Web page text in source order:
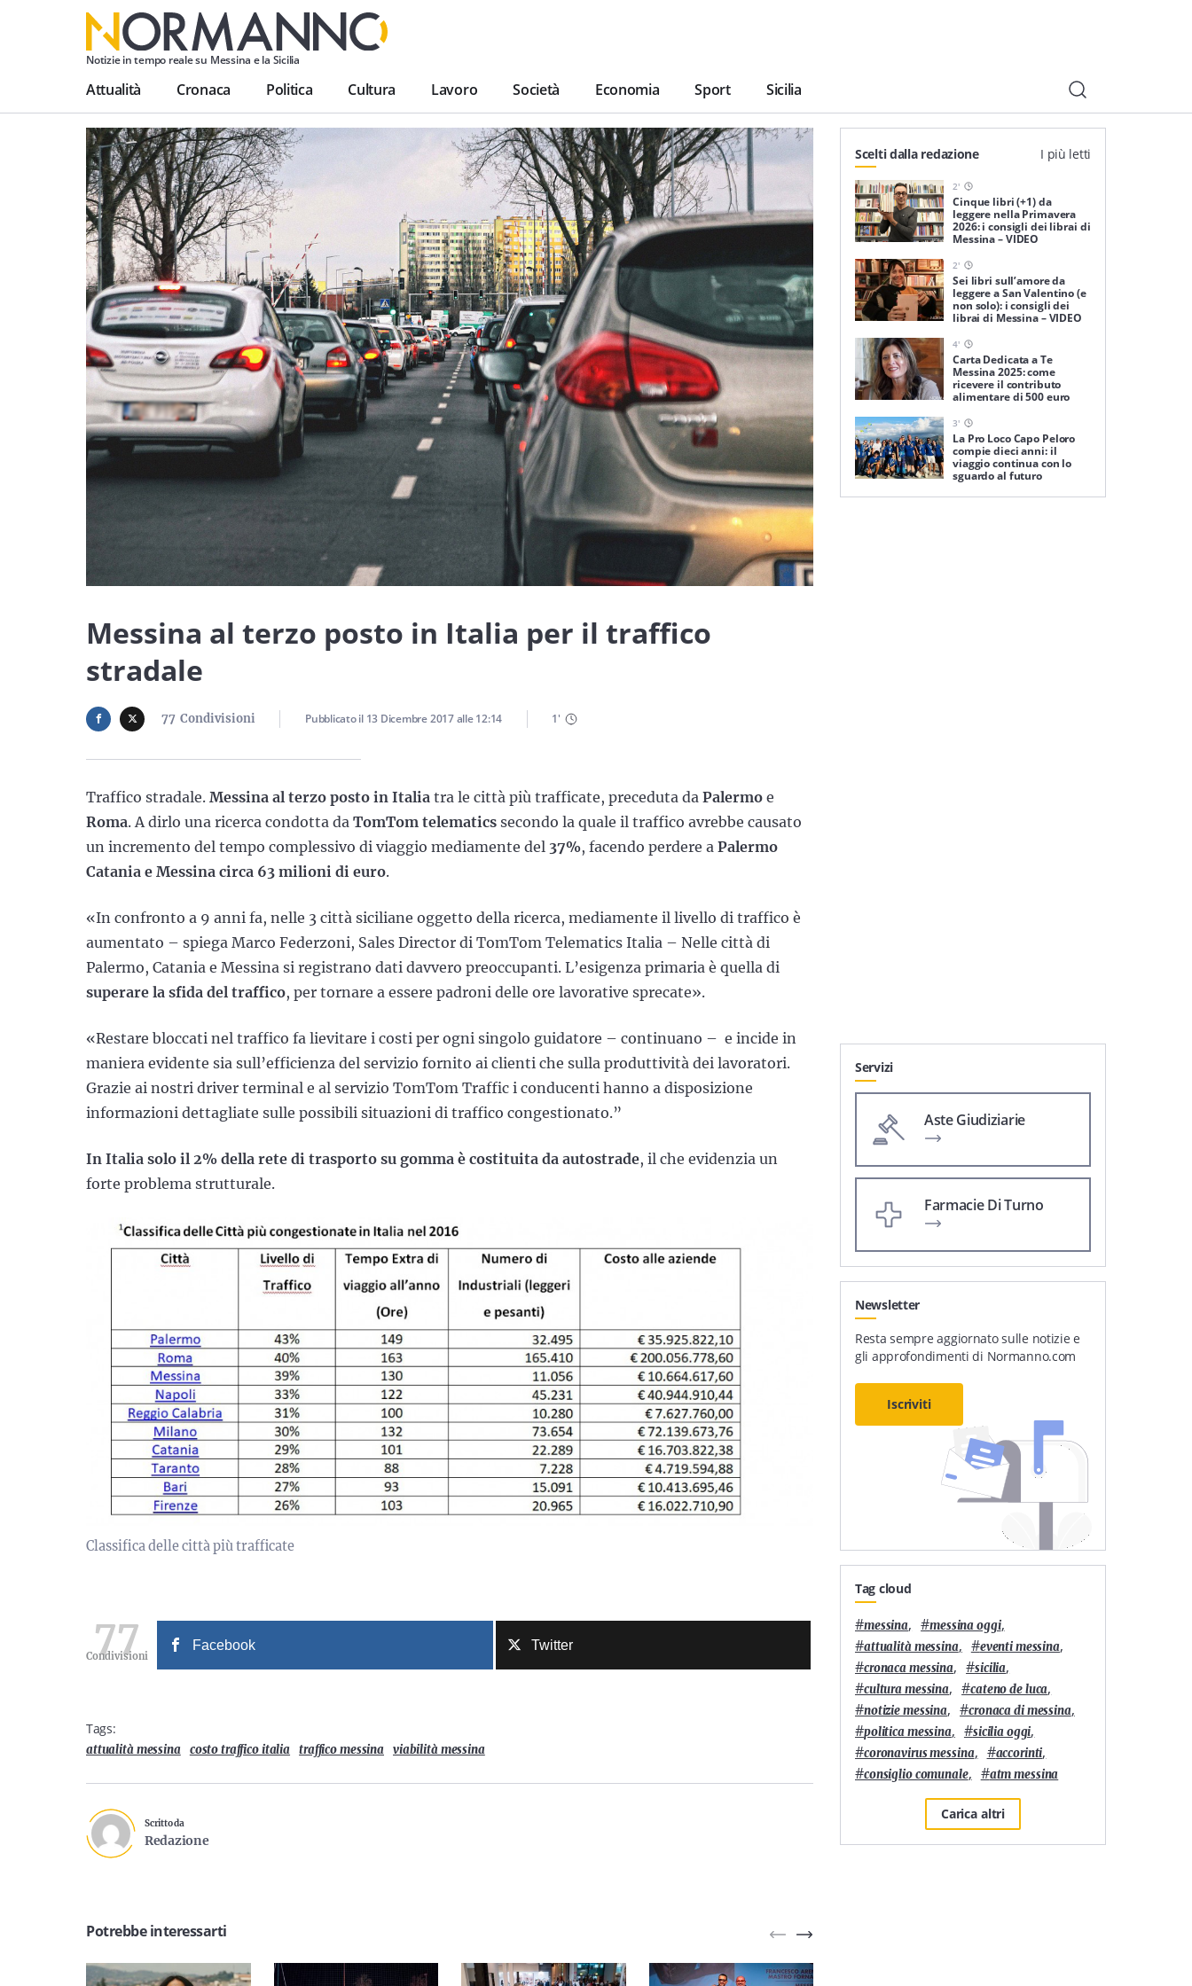
Notizie in tempo reale su Messina e la Sicilia
Attualità Cronaca Politica Cultura Lavoro Società Economia Sport Sicilia
Messina al terzo posto in Italia per il traffico
stradale
77 Condivisioni Pubblicato il 13 Dicembre 2017alle12:14 1'
Traffico stradale. Messina al terzo posto in Italia tra le città più trafficate, preceduta da Palermo e
Roma. A dirlo una ricerca condotta da TomTom telematics secondo la quale il traffico avrebbe causato
un incremento del tempo complessivo di viaggio mediamente del 37%, facendo perdere a Palermo
Catania e Messina circa 63 milioni di euro.
«In confronto a 9 anni fa, nelle 3 città siciliane oggetto della ricerca, mediamente il livello di traffico è
aumentato – spiega Marco Federzoni, Sales Director di TomTom Telematics Italia – Nelle città di
Palermo, Catania e Messina si registrano dati davvero preoccupanti. L’esigenza primaria è quella di
superare la sfida del traffico, per tornare a essere padroni delle ore lavorative sprecate».
«Restare bloccati nel traffico fa lievitare i costi per ogni singolo guidatore – continuano – e incide in
maniera evidente sia sull’efficienza del servizio fornito ai clienti che sulla produttività dei lavoratori.
Grazie ai nostri driver terminal e al servizio TomTom Traffic i conducenti hanno a disposizione
informazioni dettagliate sulle possibili situazioni di traffico congestionato.”
In Italia solo il 2% della rete di trasporto su gomma è costituita da autostrade, il che evidenzia un
forte problema strutturale.
Classifica delle città più trafficate
77
Condivisioni
Facebook Twitter
Tags:
attualità messina costo traffico italia traffico messina viabilità messina
Scritto da
Redazione
Potrebbe interessarti
Scelti dalla redazione I più letti
2'
Cinque libri (+1) da
leggere nella Primavera
2026: i consigli dei librai di
Messina – VIDEO
2'
Sei libri sull’amore da
leggere a San Valentino (e
non solo): i consigli dei
librai di Messina – VIDEO
4'
Carta Dedicata a Te
Messina 2025: come
ricevere il contributo
alimentare di 500 euro
3'
La Pro Loco Capo Peloro
compie dieci anni: il
viaggio continua con lo
sguardo al futuro
Servizi
Aste Giudiziarie
Farmacie Di Turno
Newsletter
Resta sempre aggiornato sulle notizie e
gli approfondimenti di Normanno.com
Iscriviti
Tag cloud
#messina, #messina oggi,
#attualità messina, #eventi messina,
#cronaca messina, #sicilia,
#cultura messina, #cateno de luca,
#notizie messina, #cronaca di messina,
#politica messina, #sicilia oggi,
#coronavirus messina, #accorinti,
#consiglio comunale, #atm messina
Carica altri